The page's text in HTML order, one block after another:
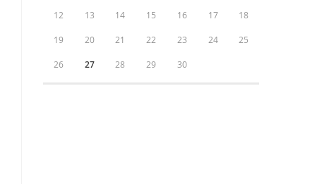
12 13 14 15 16 17 18
19 20 21 22 23 24 25
26 27 28 29 30